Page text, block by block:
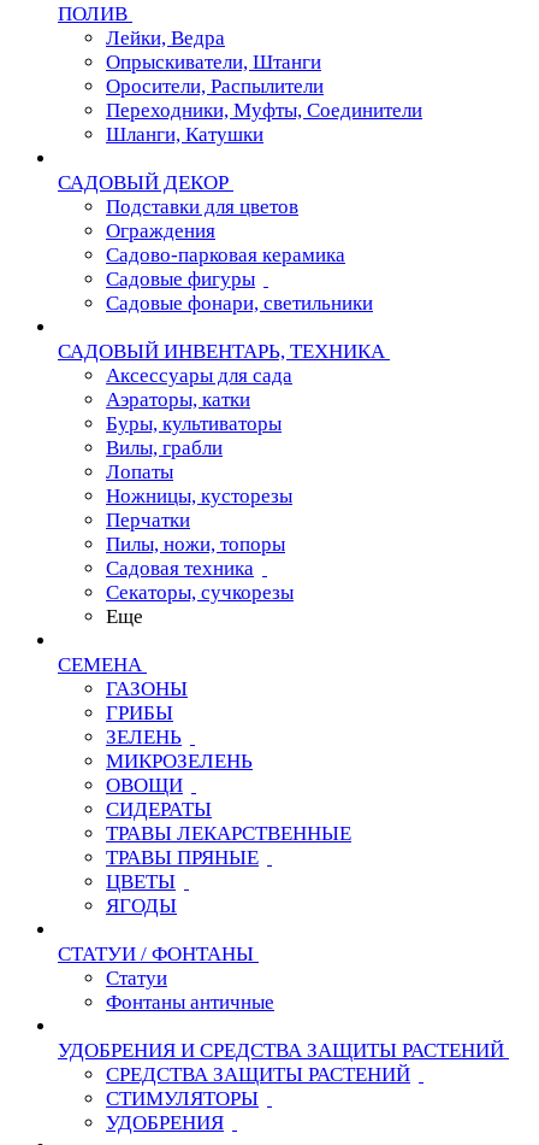
ПОЛИВ
Лейки, Ведра
Опрыскиватели, Штанги
Оросители, Распылители
Переходники, Муфты, Соединители
Шланги, Катушки
САДОВЫЙ ДЕКОР
Подставки для цветов
Ограждения
Садово-парковая керамика
Садовые фигуры
Садовые фонари, светильники
САДОВЫЙ ИНВЕНТАРЬ, ТЕХНИКА
Аксессуары для сада
Аэраторы, катки
Буры, культиваторы
Вилы, грабли
Лопаты
Ножницы, кусторезы
Перчатки
Пилы, ножи, топоры
Садовая техника
Секаторы, сучкорезы
Еще
СЕМЕНА
ГАЗОНЫ
ГРИБЫ
ЗЕЛЕНЬ
МИКРОЗЕЛЕНЬ
ОВОЩИ
СИДЕРАТЫ
ТРАВЫ ЛЕКАРСТВЕННЫЕ
ТРАВЫ ПРЯНЫЕ
ЦВЕТЫ
ЯГОДЫ
СТАТУИ / ФОНТАНЫ
Статуи
Фонтаны античные
УДОБРЕНИЯ И СРЕДСТВА ЗАЩИТЫ РАСТЕНИЙ
СРЕДСТВА ЗАЩИТЫ РАСТЕНИЙ
СТИМУЛЯТОРЫ
УДОБРЕНИЯ